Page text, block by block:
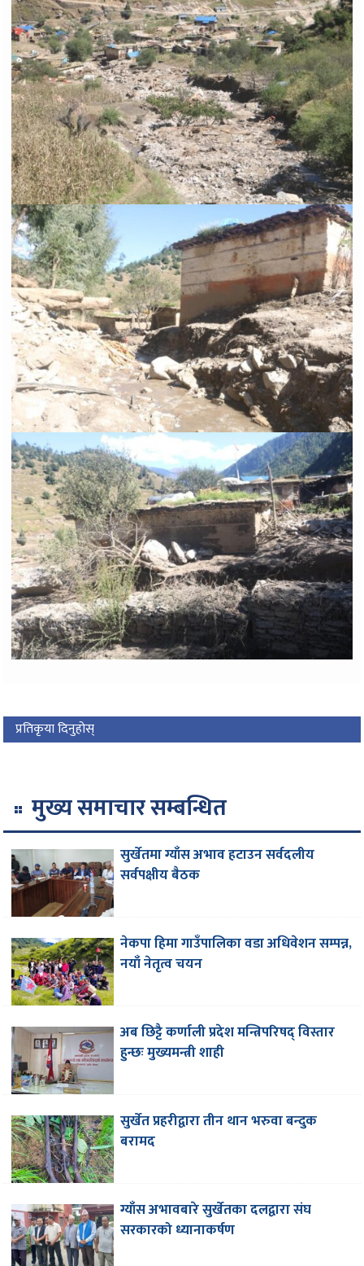
प्रतिकृया दिनुहोस्
मुख्य समाचार सम्बन्धित
सुर्खेतमा ग्याँस अभाव हटाउन सर्वदलीय
सर्वपक्षीय बैठक
नेकपा हिमा गाउँपालिका वडा अधिवेशन सम्पन्न,
नयाँ नेतृत्व चयन
अब छिट्टै कर्णाली प्रदेश मन्त्रिपरिषद् विस्तार
हुन्छः मुख्यमन्त्री शाही
सुर्खेत प्रहरीद्वारा तीन थान भरुवा बन्दुक
बरामद
ग्याँस अभावबारे सुर्खेतका दलद्वारा संघ
सरकारको ध्यानाकर्षण